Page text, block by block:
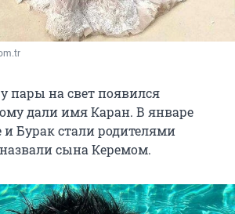
пары на свет появился
дали имя Каран. В январе
и Бурак стали родителями
сына Керемом.